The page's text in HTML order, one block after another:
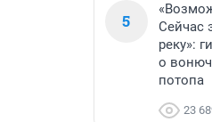
5
Сейчас
реку»:
о
потопа
23